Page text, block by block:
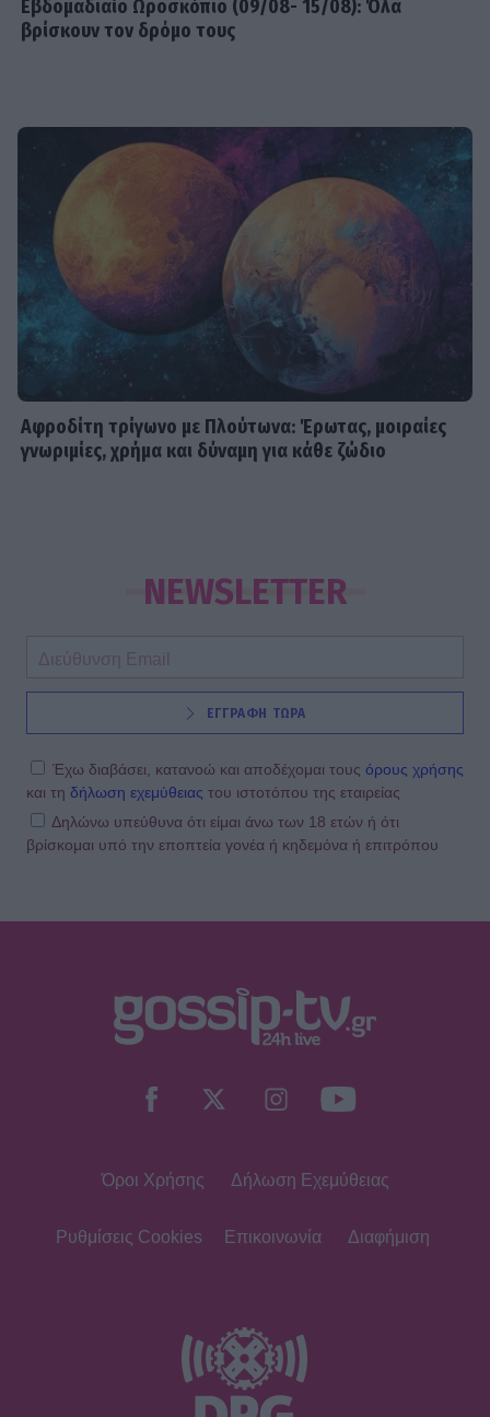
Εβδομαδιαίo Ωροσκόπιο (09/08- 15/08): Όλα
βρίσκουν τον δρόμο τους
Αφροδίτη τρίγωνο με Πλούτωνα: Έρωτας, μοιραίες
γνωριμίες, χρήμα και δύναμη για κάθε ζώδιο
NEWSLETTER
ΕΓΓΡΑΦΗ ΤΩΡΑ
Έχω διαβάσει, κατανοώ και αποδέχομαι τους όρους χρήσης
και τη δήλωση εχεμύθειας του ιστοτόπου της εταιρείας
Δηλώνω υπεύθυνα ότι είμαι άνω των 18 ετών ή ότι
βρίσκομαι υπό την εποπτεία γονέα ή κηδεμόνα ή επιτρόπου
Όροι Χρήσης Δήλωση Εχεμύθειας
Ρυθμίσεις Cookies Επικοινωνία Διαφήμιση